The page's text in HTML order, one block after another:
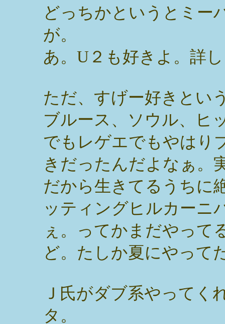
どっちかというとミー
が。
あ。U２も好きよ。詳
ただ、すげー好きとい
ブルース、ソウル、ヒ
でもレゲエでもやはり
きだったんだよなぁ。
だから生きてるうちに
ッティングヒルカーニ
ぇ。ってかまだやって
ど。たしか夏にやって
Ｊ氏がダブ系やってく
タ。